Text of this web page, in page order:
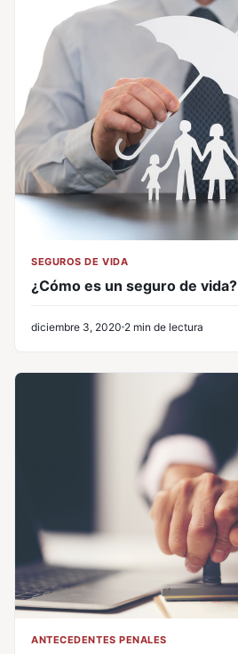
SEGUROS DE VIDA
¿Cómo es un seguro de vida?
diciembre 3, 2020 2 min de lectura
ANTECEDENTES PENALES